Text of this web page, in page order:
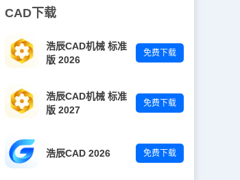
CAD下载
浩辰CAD机械 标准
版 2026
免费下载
浩辰CAD机械 标准
版 2027
免费下载
浩辰CAD 2026 免费下载